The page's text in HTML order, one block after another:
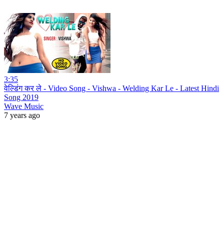
3:35
वेल्डिंग कर ले - Video Song - Vishwa - Welding Kar Le - Latest Hindi
Song 2019
Wave Music
7 years ago